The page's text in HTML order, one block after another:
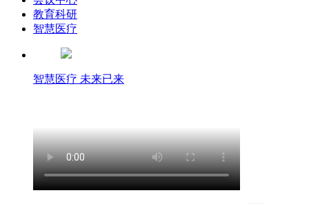
教育科研
智慧医疗
智慧医疗 未来已来